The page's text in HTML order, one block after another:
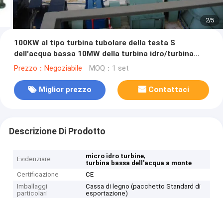
2/5
100KW al tipo turbina tubolare della testa S
dell'acqua bassa 10MW della turbina idro/turbina
dell'acqua con il corridore regolabile delle lame
Prezzo：Negoziabile MOQ：1 set
Miglior prezzo Contattaci
Descrizione Di Prodotto
Evidenziare micro idro turbine,
turbina bassa dell'acqua a monte
Certificazione
CE
Imballaggi
particolari
Cassa di legno (pacchetto Standard di
esportazione)